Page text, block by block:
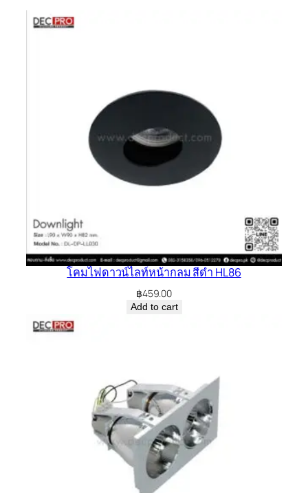
โคมไฟดาวน์ไลท์หน้ากลม สีดำ HL86
฿459.00
Add to cart